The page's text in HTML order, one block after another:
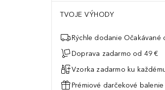
TVOJE VÝHODY
Rýchle dodanie Očakávané
Doprava zadarmo od 49 €
Vzorka zadarmo ku
Prémiové darčekové